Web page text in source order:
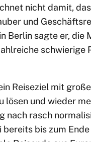
nicht damit,
und
Berlin sagte er, die
schwierige
Reiseziel mit
lösen und wieder
nach rasch
bis zum